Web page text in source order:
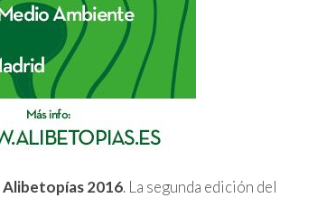
Alibetopías 2016. La segunda edición del